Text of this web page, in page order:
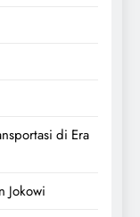
di Era
Jokowi